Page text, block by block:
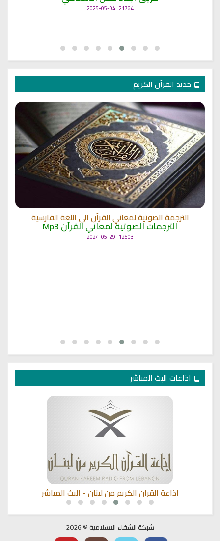
21764 | 2025-05-04
جديد القرآن الكريم
الترجمة الصوتية لمعاني القرآن الى اللغة الفارسية
الترجمات الصوتية لمعاني القرآن Mp3
12503 | 2024-05-29
اذاعات البث المباشر
اذاعة القران الكريم من لبنان - البث المباشر
شبكة الشفاء الاسلامية © 2026